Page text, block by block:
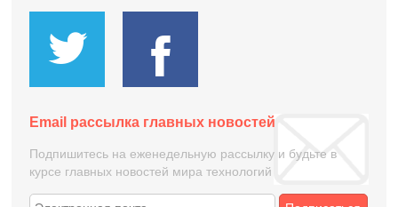
Email рассылка главных новостей
Подпишитесь на еженедельную рассылку и будьте в
курсе главных новостей мира технологий